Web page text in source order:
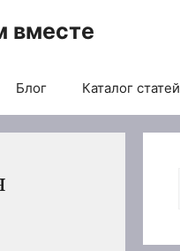
вместе
Блог Каталог статей